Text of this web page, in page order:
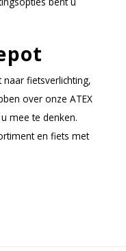
fietsverlichting,
over onze ATEX
mee te denken.
en fiets met